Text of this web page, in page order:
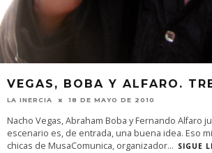
VEGAS, BOBA Y ALFARO.
LA INERCIA 18 DE MAYO DE 2010
Nacho Vegas, Abraham Boba y Fernando Alfaro
escenario es, de entrada, una buena idea. Eso
chicas de MusaComunica, organizador... SIGUE